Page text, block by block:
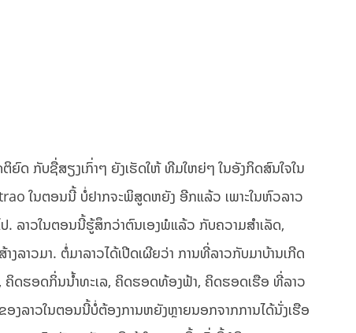
ກັບຊື່ສຽງເກົ່າໆ ຍັງເຮັດໃຫ້ ທີມໃຫຍ່ໆ ໃນອັງກິດສົນໃຈໃນ
ໃນຕອນນີ້ ບໍ່ຢາກຈະພິສູດຫຍັງ ອີກແລ້ວ ເພາະໃນຫົວລາວ
ລາວໃນຕອນນີ້ຮູ້ສຶກວ່າຕົນເອງພໍແລ້ວ ກັບຄວາມສຳເລັດ,
າວມາ. ຕໍ່ມາລາວໄດ້ເປີດເຜີຍວ່າ ການທີ່ລາວກັບມາບ້ານເກີດ
ດຮອດກິ່ນນໍ້າທະເລ, ຄິດຮອດທ້ອງຟ້າ, ຄິດຮອດເຮືອ ທີ່ລາວ
ລາວໃນຕອນນີ້ບໍ່ຕ້ອງການຫຍັງຫຼາຍນອກຈາກການໄດ້ນັ່ງເຮືອ